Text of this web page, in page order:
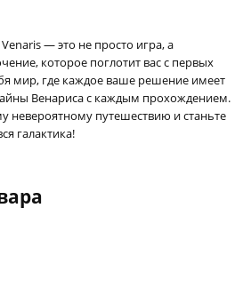
— это не просто игра, а
которое поглотит вас с первых
мир, где каждое ваше решение имеет
Венариса с каждым прохождением.
невероятному путешествию и станьте
галактика!